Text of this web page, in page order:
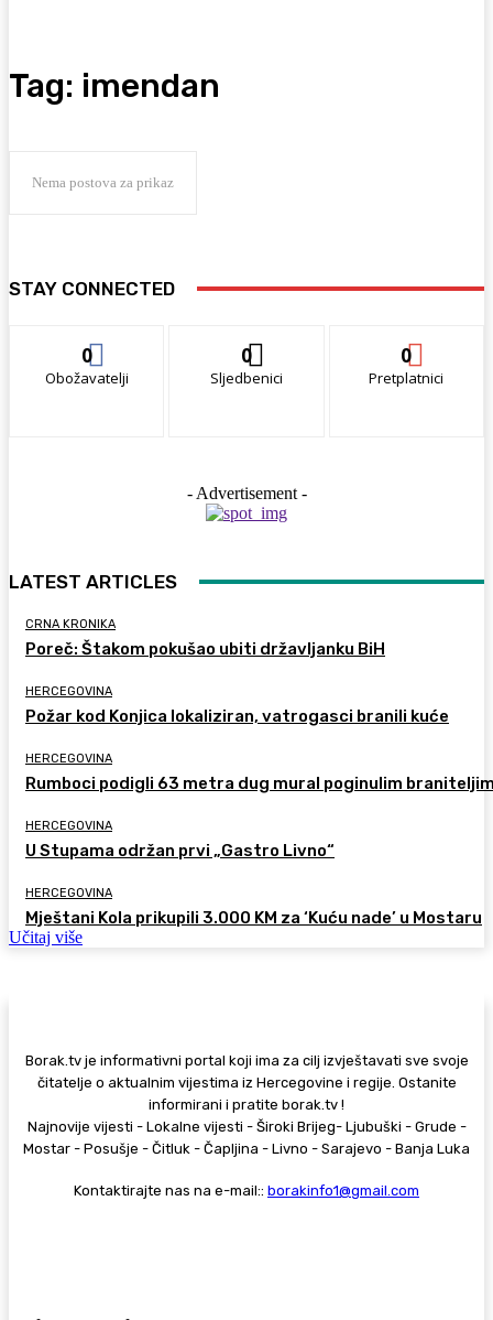
Tag: imendan
Nema postova za prikaz
STAY CONNECTED
0
Obožavatelji
0
Sljedbenici
0
Pretplatnici
- Advertisement -
LATEST ARTICLES
CRNA KRONIKA
Poreč: Štakom pokušao ubiti državljanku BiH
HERCEGOVINA
Požar kod Konjica lokaliziran, vatrogasci branili kuće
HERCEGOVINA
Rumboci podigli 63 metra dug mural poginulim
HERCEGOVINA
U Stupama održan prvi „Gastro Livno“
HERCEGOVINA
Mještani Kola prikupili 3.000 KM za ‘Kuću nade’ u Mostaru
Učitaj više
Borak.tv je informativni portal koji ima za cilj izvještavati sve svoje
čitatelje o aktualnim vijestima iz Hercegovine i regije. Ostanite
informirani i pratite borak.tv !
Najnovije vijesti - Lokalne vijesti - Široki Brijeg- Ljubuški - Grude -
Mostar - Posušje - Čitluk - Čapljina - Livno - Sarajevo - Banja Luka
Kontaktirajte nas na e-mail:: borakinfo1@gmail.com